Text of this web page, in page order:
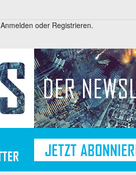
Anmelden oder Registrieren.